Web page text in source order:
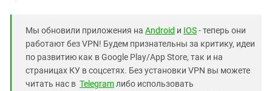
Мы обновили приложения на Android и IOS- теперь они
работают без VPN! Будем признательны за критику, идеи
по развитию как в Google Play/App Store, так и на
страницах КУ в соцсетях. Без установки VPN вы можете
читать нас в Telegram либо использовать